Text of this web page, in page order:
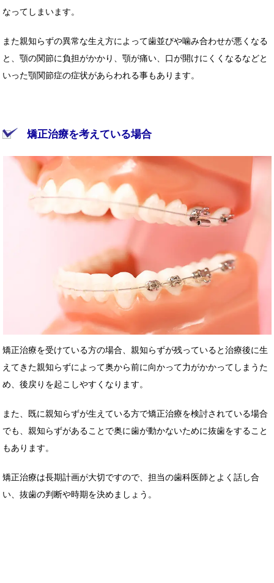
なってしまいます。
また親知らずの異常な生え方によって歯並びや噛み合わせが悪くなる
と、顎の関節に負担がかかり、顎が痛い、口が開けにくくなるなどと
いった顎関節症の症状があらわれる事もあります。
矯正治療を考えている場合
矯正治療を受けている方の場合、親知らずが残っていると治療後に生
えてきた親知らずによって奥から前に向かって力がかかってしまうた
め、後戻りを起こしやすくなります。
また、既に親知らずが生えている方で矯正治療を検討されている場合
でも、親知らずがあることで奥に歯が動かないために抜歯をすること
もあります。
矯正治療は長期計画が大切ですので、担当の歯科医師とよく話し合
い、抜歯の判断や時期を決めましょう。